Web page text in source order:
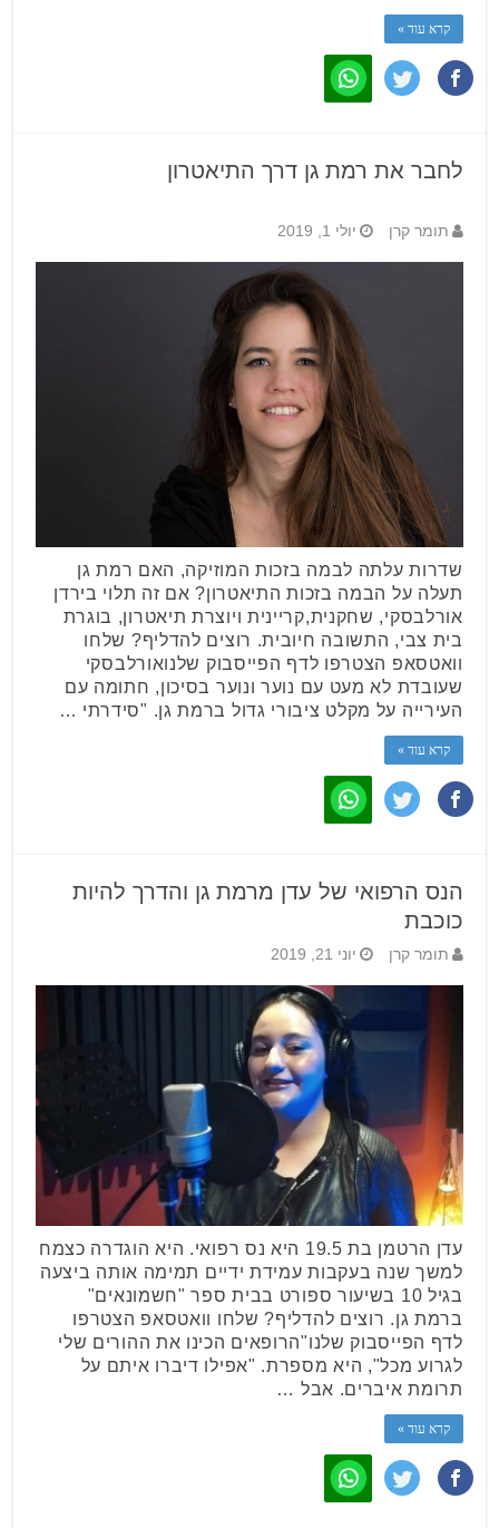
קרא עוד »
לחבר את רמת גן דרך התיאטרון
תומר קרן יולי 1, 2019
שדרות עלתה לבמה בזכות המוזיקה, האם רמת גן
תעלה על הבמה בזכות התיאטרון? אם זה תלוי בירדן
אורלבסקי, שחקנית,קריינית ויוצרת תיאטרון, בוגרת
בית צבי, התשובה חיובית. רוצים להדליף? שלחו
וואטסאפ הצטרפו לדף הפייסבוק שלנואורלבסקי
שעובדת לא מעט עם נוער ונוער בסיכון, חתומה עם
העירייה על מקלט ציבורי גדול ברמת גן. "סידרתי …
קרא עוד »
הנס הרפואי של עדן מרמת גן והדרך להיות
כוכבת
תומר קרן יוני 21, 2019
עדן הרטמן בת 19.5 היא נס רפואי. היא הוגדרה כצמח
למשך שנה בעקבות עמידת ידיים תמימה אותה ביצעה
בגיל 10 בשיעור ספורט בבית ספר "חשמונאים"
ברמת גן. רוצים להדליף? שלחו וואטסאפ הצטרפו
לדף הפייסבוק שלנו"הרופאים הכינו את ההורים שלי
לגרוע מכל", היא מספרת. "אפילו דיברו איתם על
תרומת איברים. אבל …
קרא עוד »